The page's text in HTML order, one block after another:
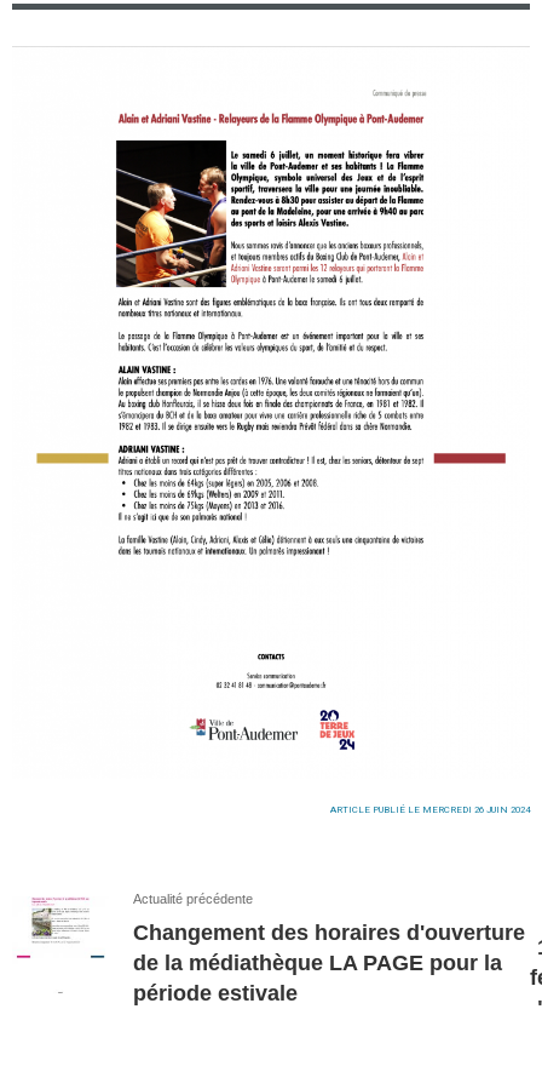
ARTICLE PUBLIÉ LE MERCREDI 26 JUIN 2024
Actualité précédente
Changement des horaires d'ouverture
de la médiathèque LA PAGE pour la
période estivale